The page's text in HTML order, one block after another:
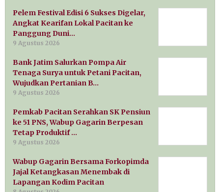
Pelem Festival Edisi 6 Sukses Digelar,
Angkat Kearifan Lokal Pacitan ke
Panggung Duni…
9 Agustus 2026
Bank Jatim Salurkan Pompa Air
Tenaga Surya untuk Petani Pacitan,
Wujudkan Pertanian B…
9 Agustus 2026
Pemkab Pacitan Serahkan SK Pensiun
ke 51 PNS, Wabup Gagarin Berpesan
Tetap Produktif …
9 Agustus 2026
Wabup Gagarin Bersama Forkopimda
Jajal Ketangkasan Menembak di
Lapangan Kodim Pacitan